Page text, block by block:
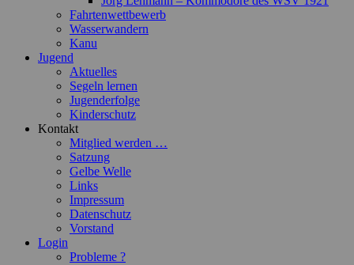
Fahrtenwettbewerb
Wasserwandern
Kanu
Jugend
Aktuelles
Segeln lernen
Jugenderfolge
Kinderschutz
Kontakt
Mitglied werden …
Satzung
Gelbe Welle
Links
Impressum
Datenschutz
Vorstand
Login
Probleme ?